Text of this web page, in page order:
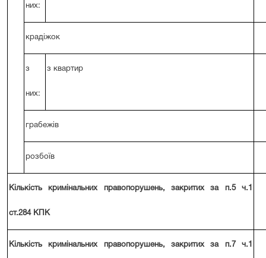
них:
крадіжок
з
них:
з квартир
грабежів
розбоїв
Кількість кримінальних правопорушень, закритих за п.5 ч.1
ст.284 КПК
Кількість кримінальних правопорушень, закритих за п.7 ч.1